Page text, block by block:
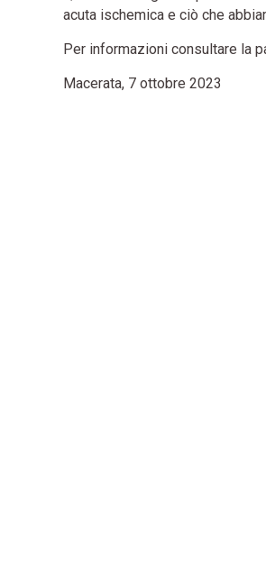
acuta ischemica e ciò che
Per informazioni consultare la
Macerata, 7 ottobre 2023